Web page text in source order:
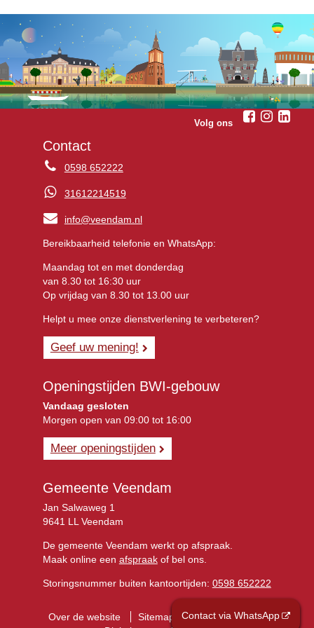
Contact via WhatsApp
Volg ons
Contact
0598 652222
31612214519
info@veendam.nl
Bereikbaarheid telefonie en WhatsApp:
Maandag tot en met donderdag
van 8.30 tot 16:30 uur
Op vrijdag van 8.30 tot 13.00 uur
Helpt u mee onze dienstverlening te verbeteren?
Geef uw mening!
Openingstijden BWI-gebouw
Vandaag gesloten
Morgen open van 09:00 tot 16:00
Meer openingstijden
Gemeente Veendam
Jan Salwaweg 1
9641 LL Veendam
De gemeente Veendam werkt op afspraak.
Maak online een afspraakof bel ons.
Storingsnummer buiten kantoortijden: 0598 652222
Over de website Sitemap
Privacyverklaring